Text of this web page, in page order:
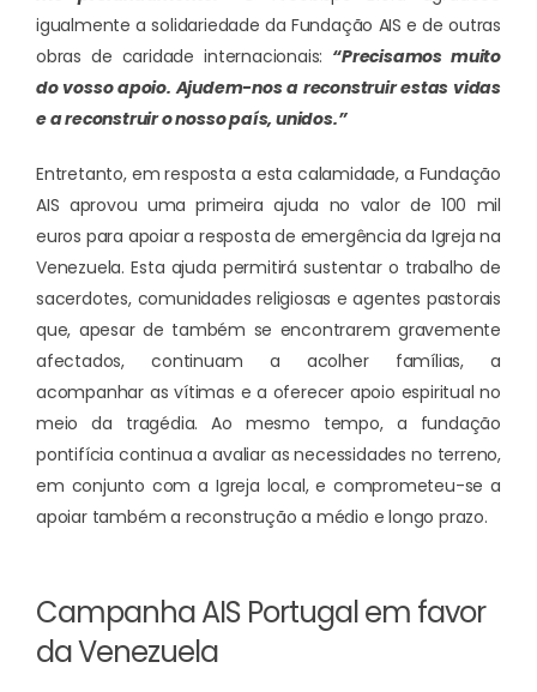
igualmente a solidariedade da Fundação AIS e de outras
obras de caridade internacionais: “Precisamos muito
do vosso apoio. Ajudem-nos a reconstruir estas vidas
e a reconstruir o nosso país, unidos.”
Entretanto, em resposta a esta calamidade, a Fundação
AIS aprovou uma primeira ajuda no valor de 100 mil
euros para apoiar a resposta de emergência da Igreja na
Venezuela. Esta ajuda permitirá sustentar o trabalho de
sacerdotes, comunidades religiosas e agentes pastorais
que, apesar de também se encontrarem gravemente
afectados, continuam a acolher famílias, a
acompanhar as vítimas e a oferecer apoio espiritual no
meio da tragédia. Ao mesmo tempo, a fundação
pontifícia continua a avaliar as necessidades no terreno,
em conjunto com a Igreja local, e comprometeu-se a
apoiar também a reconstrução a médio e longo prazo.
Campanha AIS Portugal em favor
da Venezuela